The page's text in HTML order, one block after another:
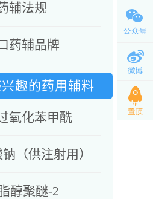
辅法规
药辅品牌
趣的药用辅料
氧化苯甲酰
（供注射用）
醇聚醚-2